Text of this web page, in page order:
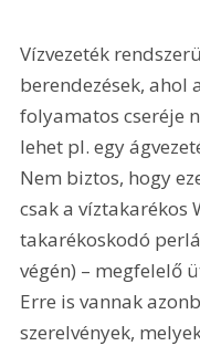
Vízvezeték
berendezések, ahol
folyamatos cseréje
lehet pl. egy
Nem biztos, hogy
csak a víztakarékos
takarékoskodó
végén) – megfelelő
Erre is vannak
szerelvények,